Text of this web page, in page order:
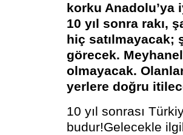
korku Anadolu’ya
10 yıl sonra rakı,
hiç satılmayacak;
görecek.
olmayacak.
yerlere doğru
10 yıl sonrası
budur!Gelecekle